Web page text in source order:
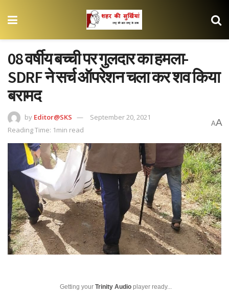
08 वर्षीय बच्ची पर गुलदार का हमला-
SDRF ने सर्च ऑपरेशन चला कर शव किया
बरामद
by Editor@SKS
September 20, 2021
Reading Time: 1min read
AA
Getting your Trinity Audio player ready...